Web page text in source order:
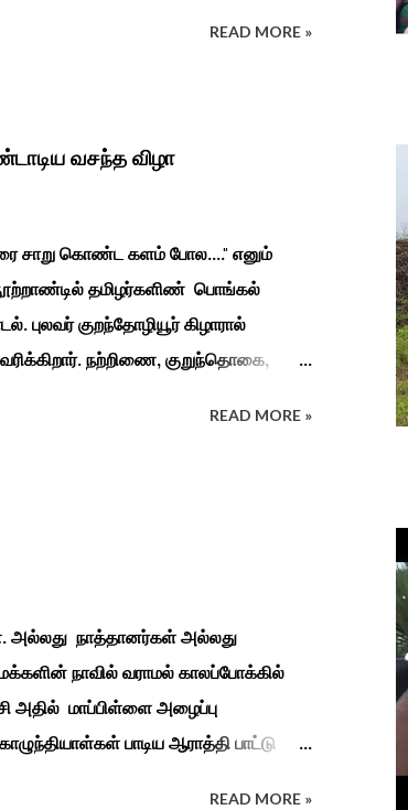
வெட்டி எடுத்த அய்யனார்
கொல்லபட்டார். அவரது முதல்
READ MORE »
வசந்த விழா
சாறு கொண்ட களம் போல...." எனும்
நூற்றாண்டில் தமிழர்களிண் பொங்கல்
புலவர் குறந்தோழியூர் கிழாரால்
நற்றிணை, குறுந்தொகை,
பாங்காய் பதிவு செய்துள்ளார். சங்க
போற்றி உடன் விளையாடி மகிழ்வதும்
தொடர்ந்து உற்றார்
READ MORE »
அல்லது நாத்தானர்கள் அல்லது
நாவில் வராமல் காலப்போக்கில்
அதில் மாப்பிள்ளை அழைப்பு
பாடிய ஆராத்தி பாட்டு
READ MORE »